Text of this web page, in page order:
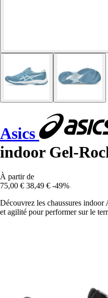
Asics
indoor Gel-
À partir de
75,00 € 38,49 € -49%
Découvrez les chaussures
et agilité pour performer sur le